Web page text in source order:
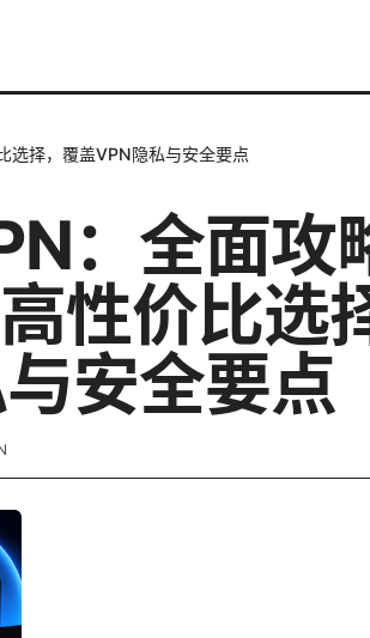
选择，覆盖VPN隐私与安全要点
：全面攻
性价比选
安全要点